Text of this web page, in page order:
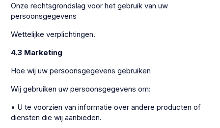
Onze rechtsgrondslag voor het gebruik van uw
persoonsgegevens
Wettelijke verplichtingen.
4.3 Marketing
Hoe wij uw persoonsgegevens gebruiken
Wij gebruiken uw persoonsgegevens om:
• U te voorzien van informatie over andere producten of
diensten die wij aanbieden.